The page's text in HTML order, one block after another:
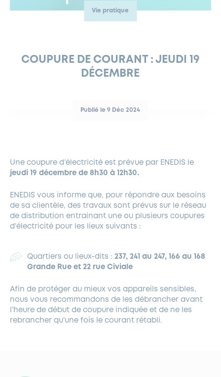
EAU POTABLE ET ASSAINISSEMENT
DÉCLARATION DE CATASTROPHE NATURELLE
LOCATION DE SALLES
INFORMATIONS PRATIQUES
FERMETURES EXCEPTIONNELLES
PANNEAUX D’AFFICHAGE LIBRE
DÉVELOPPEMENT DURABLE
DEMANDE D’ABATTAGE
GESTION DU PATRIMOINE ARBORÉ
Vie pratique
COUPURE DE COURANT : JEUDI 19
DÉCEMBRE
Publié le 9 Déc 2024
Une coupure d’électricité est prévue par ENEDIS le
jeudi 19 décembre de 8h30 à 12h30.
ENEDIS vous informe que, pour répondre aux besoins
de sa clientèle, des travaux sont prévus sur le réseau
de distribution entrainant une ou plusieurs coupures
d’électricité pour les lieux suivants :
Quartiers ou lieux-dits : 237, 241 au 247, 166 au 168
Grande Rue et 22 rue Civiale
Afin de protéger au mieux vos appareils sensibles,
nous vous recommandons de les débrancher avant
l’heure de début de coupure indiquée et de ne les
rebrancher qu’une fois le courant rétabli.